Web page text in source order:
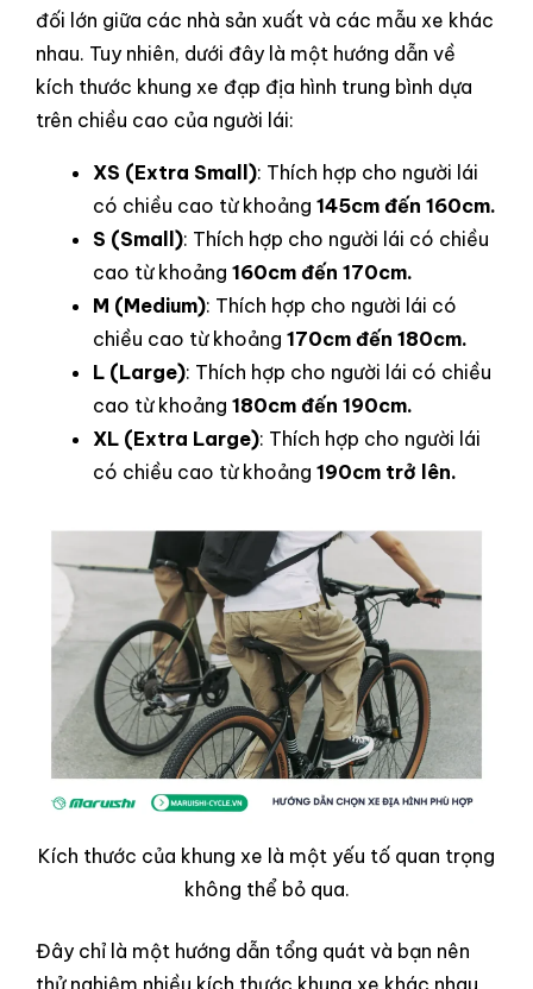
đối lớn giữa các nhà sản xuất và các mẫu xe khác
nhau. Tuy nhiên, dưới đây là một hướng dẫn về
kích thước khung xe đạp địa hình trung bình dựa
trên chiều cao của người lái:
XS (Extra Small): Thích hợp cho người lái
có chiều cao từ khoảng 145cm đến 160cm.
S (Small): Thích hợp cho người lái có chiều
cao từ khoảng 160cm đến 170cm.
M (Medium): Thích hợp cho người lái có
chiều cao từ khoảng 170cm đến 180cm.
L (Large): Thích hợp cho người lái có chiều
cao từ khoảng 180cm đến 190cm.
XL (Extra Large): Thích hợp cho người lái
có chiều cao từ khoảng 190cm trở lên.
Kích thước của khung xe là một yếu tố quan trọng
không thể bỏ qua.
Đây chỉ là một hướng dẫn tổng quát và bạn nên